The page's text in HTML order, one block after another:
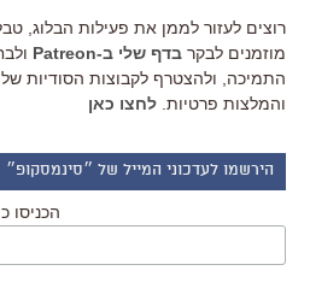
רוצים לעזור לממן את פעילות הבלוג,
מוזמנים לבקר בדף שלי ב-Patreon
התמיכה, ולהצטרף לקבוצות הסודיות
והמלצות פרטיות. לחצו כאן
הירשמו לעדכוני המייל של ״סינמסקופ״
הכניסו